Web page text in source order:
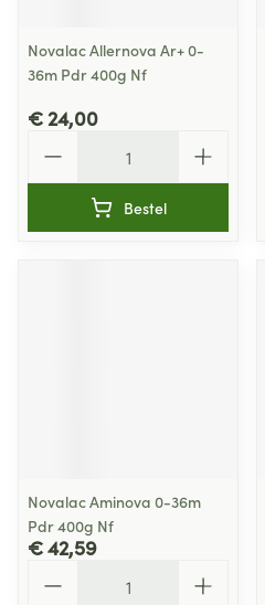
Novalac Allernova Ar+ 0-
36m Pdr 400g Nf
€ 24,00
Bestel
Novalac Aminova 0-36m
Pdr 400g Nf
€ 42,59